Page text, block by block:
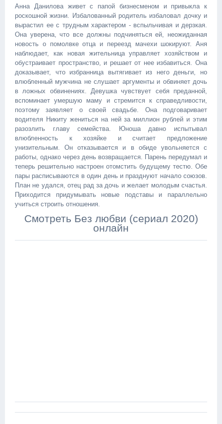
Анна Данилова живет с папой бизнесменом и привыкла к
роскошной жизни. Избалованный родитель избаловал дочку и
вырастил ее с трудным характером - вспыльчивая и дерзкая.
Она уверена, что все должны подчиняться ей, неожиданная
новость о помолвке отца и переезд мачехи шокируют. Аня
наблюдает, как новая жительница управляет хозяйством и
обустраивает пространство, и решает от нее избавиться. Она
доказывает, что избранница вытягивает из него деньги, но
влюбленный мужчина не слушает аргументы и обвиняет дочь
в ложных обвинениях. Девушка чувствует себя преданной,
вспоминает умершую маму и стремится к справедливости,
поэтому заявляет о своей свадьбе. Она подговаривает
водителя Никиту жениться на ней за миллион рублей и этим
разозлить главу семейства. Юноша давно испытывал
влюбленность к хозяйке и считает предложение
унизительным. Он отказывается и в обиде увольняется с
работы, однако через день возвращается. Парень передумал и
теперь решительно настроен отомстить будущему тестю. Обе
пары расписываются в один день и празднуют начало союзов.
План не удался, отец рад за дочь и желает молодым счастья.
Приходится придумывать новые подставы и параллельно
учиться строить отношения.
Смотреть Без любви (сериал 2020)
онлайн